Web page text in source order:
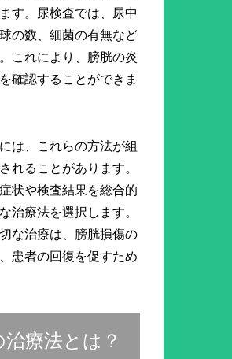
す。尿検査では、尿中
の数、細菌の有無など
これにより、膀胱の炎
確認することができま
は、これらの方法が組
れることがあります。
状や検査結果を総合的
治療法を選択します。
な治療は、膀胱損傷の
患者の回復を促すため
療法とは？